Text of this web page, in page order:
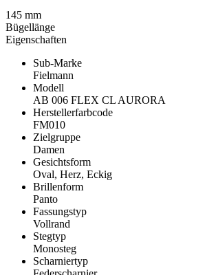
Eigenschaften
Sub-Marke
Fielmann
Modell
AB 006 FLEX CL AURORA
Herstellerfarbcode
FM010
Zielgruppe
Damen
Gesichtsform
Oval, Herz, Eckig
Brillenform
Panto
Fassungstyp
Vollrand
Stegtyp
Monosteg
Scharniertyp
145 mm
Bügellänge